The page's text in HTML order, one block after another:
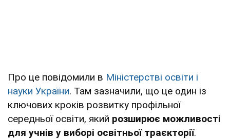
Про це повідомили в Міністерстві освіти і
науки України. Там зазначили, що це один із
ключових кроків розвитку профільної
середньої освіти, який розширює можливості
для учнів у виборі освітньої траєкторії.